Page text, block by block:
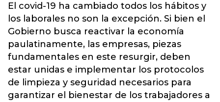
El covid-19 ha cambiado todos los hábitos y
los laborales no son la excepción. Si bien el
Gobierno busca reactivar la economía
paulatinamente, las empresas, piezas
fundamentales en este resurgir, deben
estar unidas e implementar los protocolos
de limpieza y seguridad necesarios para
garantizar el bienestar de los trabajadores a